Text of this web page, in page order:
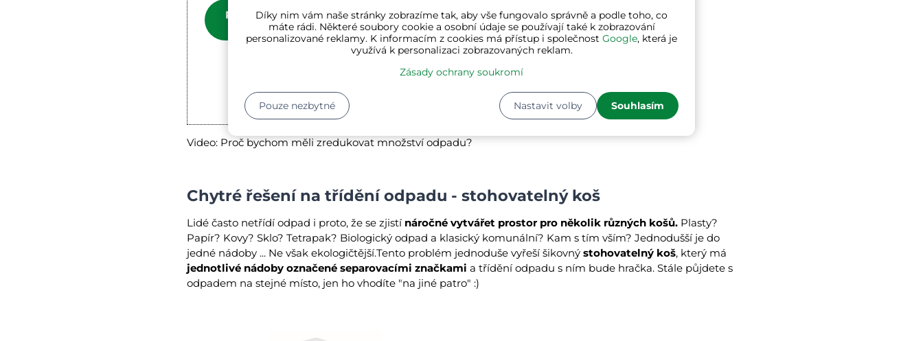
Povolit a zapamatovat - souhlas s druhem cookie:
Funkční
Video: Proč bychom měli zredukovat množství odpadu?
Chytré řešení na třídění odpadu - stohovatelný koš
Lidé často netřídí odpad i proto, že se zjistí náročné vytvářet prostor pro několik různých košů. Plasty?
Papír? Kovy? Sklo? Tetrapak? Biologický odpad a klasický komunální? Kam s tím vším? Jednodušší je do
jedné nádoby ... Ne však ekologičtější.Tento problém jednoduše vyřeší šikovný stohovatelný koš, který má
jednotlivé nádoby označené separovacími značkami a třídění odpadu s ním bude hračka. Stále půjdete s
odpadem na stejné místo, jen ho vhodíte "na jiné patro" :)
Díky nim vám naše stránky zobrazíme tak, aby vše fungovalo správně a podle toho, co
máte rádi. Některé soubory cookie a osobní údaje se používají také k zobrazování
personalizované reklamy. K informacím z cookies má přístup i společnost Google, která je
využívá k personalizaci zobrazovaných reklam.
Zásady ochrany soukromí
Nastavit volby Souhlasím
Pouze nezbytné